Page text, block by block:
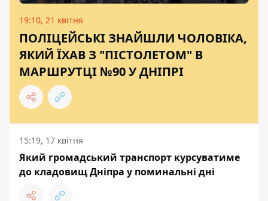
19:10, 21 квітня
ПОЛІЦЕЙСЬКІ ЗНАЙШЛИ ЧОЛОВІКА,
ЯКИЙ ЇХАВ З "ПІСТОЛЕТОМ" В
МАРШРУТЦІ №90 У ДНІПРІ
15:19, 17 квітня
Який громадський транспорт курсуватиме
до кладовищ Дніпра у поминальні дні